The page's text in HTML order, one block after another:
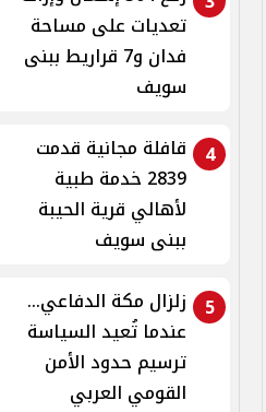
تعديات على مساحة
فدان و7 قراريط ببنى
سويف
4
قافلة مجانية قدمت
2839 خدمة طبية
لأهالي قرية الحيبة
ببنى سويف
5
زلزال مكة الدفاعي...
عندما تُعيد السياسة
ترسيم حدود الأمن
القومي العربي